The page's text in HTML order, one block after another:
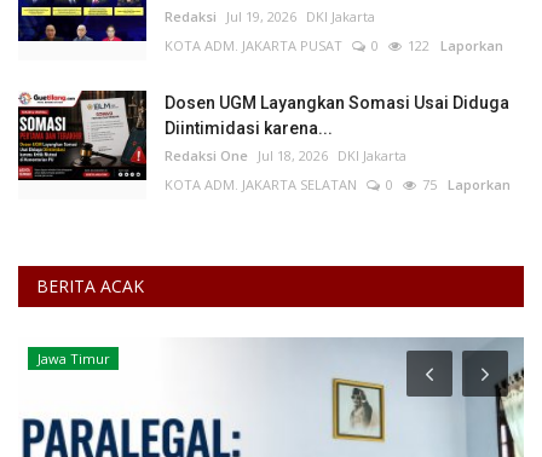
Redaksi Jul 19, 2026 DKI Jakarta
KOTA ADM. JAKARTA PUSAT
0 122 Laporkan
Dosen UGM Layangkan Somasi Usai Diduga
Diintimidasi karena...
Redaksi One Jul 18, 2026 DKI Jakarta
KOTA ADM. JAKARTA SELATAN
0 75 Laporkan
BERITA ACAK
Jawa Timur